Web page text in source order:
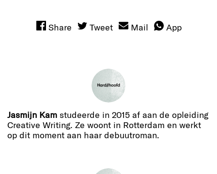
Share Tweet Mail App
Jasmijn Kam studeerde in 2015 af aan de opleiding
Creative Writing. Ze woont in Rotterdam en werkt
op dit moment aan haar debuutroman.